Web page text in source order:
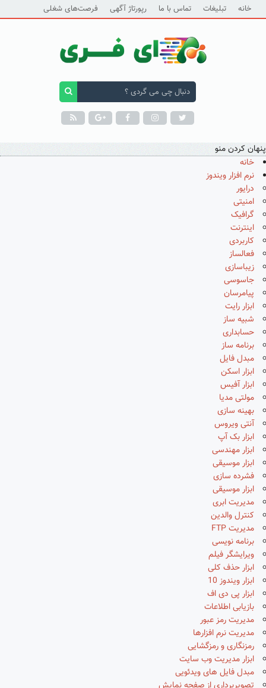
خانه تبلیغات تماس با ما رپورتاژ آگهی فرصت‌های شغلی
پنهان کردن منو
خانه
نرم افزار ویندوز
درایور
امنیتی
گرافیک
اینترنت
کاربردی
فعالساز
زیباسازی
جاسوسی
پیامرسان
ابزار رایت
شبیه ساز
حسابداری
برنامه ساز
مبدل فایل
ابزار اسکن
ابزار آفیس
مولتی مدیا
بهینه سازی
آنتی ویروس
ابزار بک آپ
ابزار مهندسی
ابزار موسیقی
فشرده سازی
ابزار موسیقی
مدیریت ابری
کنترل والدین
مدیریت FTP
برنامه نویسی
ویرایشگر فیلم
ابزار حذف کلی
ابزار ویندوز 10
ابزار پی دی اف
بازیابی اطلاعات
مدیریت رمز عبور
مدیریت نرم افزارها
رمزنگاری و رمزگشایی
ابزار مدیریت وب سایت
مبدل فایل های ویدئویی